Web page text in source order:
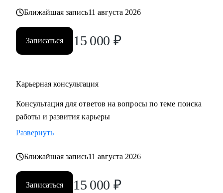
также замотивировать на движение к желаемой цели.
Ближайшая запись11 августа 2026
Записаться 15 000 ₽
Карьерная консультация
Консультация для ответов на вопросы по теме поиска
работы и развития карьеры
Развернуть
Ближайшая запись11 августа 2026
Записаться 15 000 ₽